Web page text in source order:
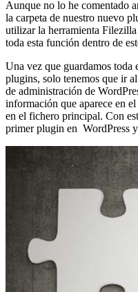
Aunque no lo he comentado
la carpeta de nuestro nuevo
utilizar la herramienta
toda esta función dentro de
Una vez que guardamos toda
plugins, solo tenemos que ir
de administración de
información que aparece en
en el fichero principal. Con
primer plugin en WordPress